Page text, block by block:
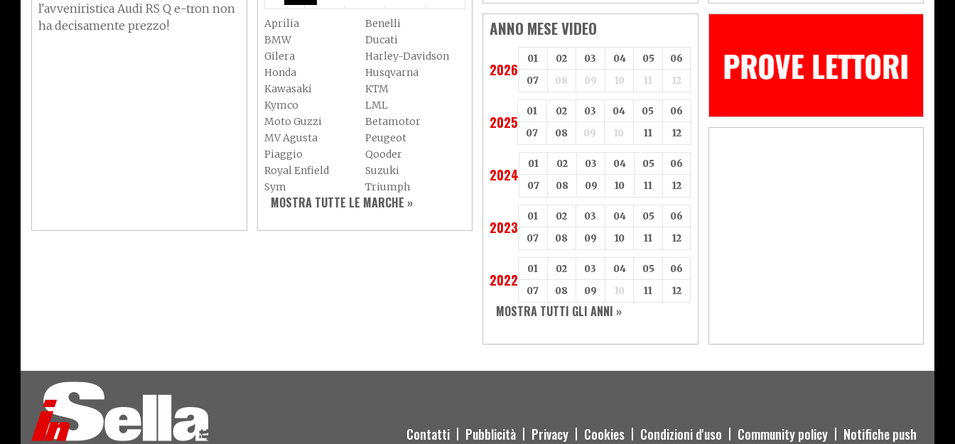
l'avveniristica Audi RS Q e-tron non
ha decisamente prezzo!
Aprilia
Benelli
BMW
Ducati
Gilera
Harley-Davidson
Honda
Husqvarna
Kawasaki
KTM
Kymco
LML
Moto Guzzi
Betamotor
MV Agusta
Peugeot
Piaggio
Qooder
Royal Enfield
Suzuki
Sym
Triumph
Vespa
Yamaha
MOSTRA TUTTE LE MARCHE »
ANNO MESE VIDEO
2026
01 02 03 04 05
06
07
08 09 10 11 12
2025
01 02 03 04 05
06
07
08 09 10 11 12
2024
01 02 03 04 05
06
07
08 09 10 11 12
2023
01 02 03 04 05
06
07
08 09 10 11 12
2022
01 02 03 04 05
06
07
08 09 10 11 12
MOSTRA TUTTI GLI ANNI »
Contatti Pubblicità Privacy Cookies Condizioni d'uso Community policy Notifiche push